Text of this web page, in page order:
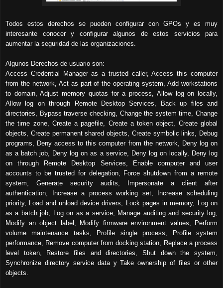
Todos estos derechos se pueden configurar con GPOs y es muy
interesante conocer y configurar algunos de estos servicios para
aumentar la seguridad de las organizaciones.
Algunos Derechos de usuario son:
Access Credential Manager as a trusted caller, Access this computer
from the network, Act as part of the operating system, Add workstations
to domain, Adjust memory quotas for a process, Allow log on locally,
Allow log on through Remote Desktop Services, Back up files and
directories, Bypass traverse checking, Change the system time, Change
the time zone, Create a pagefile, Create a token object, Create global
objects, Create permanent shared objects, Create symbolic links, Debug
programs, Deny access to this computer from the network, Deny log on
as a batch job, Deny log on as a service, Deny log on locally, Deny log
on through Remote Desktop Services, Enable computer and user
accounts to be trusted for delegation, Force shutdown from a remote
system, Generate security audits, Impersonate a client after
authentication, Increase a process working set, Increase scheduling
priority, Load and unload device drivers, Lock pages in memory, Log on
as a batch job, Log on as a service, Manage auditing and security log,
Modify an object label, Modify firmware environment values, Perform
volume maintenance tasks, Profile single process, Profile system
performance, Remove computer from docking station, Replace a process
level token, Restore files and directories, Shut down the system,
Synchronize directory service data y Take ownership of files or other
objects.